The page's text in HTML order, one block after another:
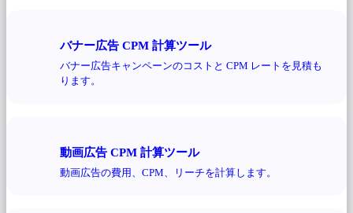
バナー広告 CPM 計算ツール
バナー広告キャンペーンのコストと CPM レートを見積も
ります。
動画広告 CPM 計算ツール
動画広告の費用、CPM、リーチを計算します。